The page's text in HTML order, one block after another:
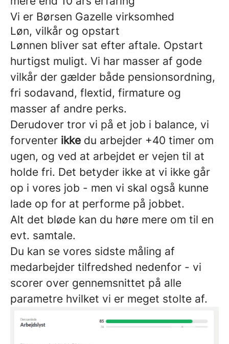
Vi er Børsen Gazelle virksomhed
Løn, vilkår og opstart
Lønnen bliver sat efter aftale. Opstart
hurtigst muligt. Vi har masser af gode
vilkår der gælder både pensionsordning,
fri sodavand, flextid, firmature og
masser af andre perks.
Derudover tror vi på et job i balance, vi
forventer ikke du arbejder +40 timer om
ugen, og ved at arbejdet er vejen til at
holde fri. Det betyder ikke at vi ikke går
op i vores job - men vi skal også kunne
lade op for at performe på jobbet.
Alt det bløde kan du høre mere om til en
evt. samtale.
Du kan se vores sidste måling af
medarbejder tilfredshed nedenfor - vi
scorer over gennemsnittet på alle
parametre hvilket vi er meget stolte af.